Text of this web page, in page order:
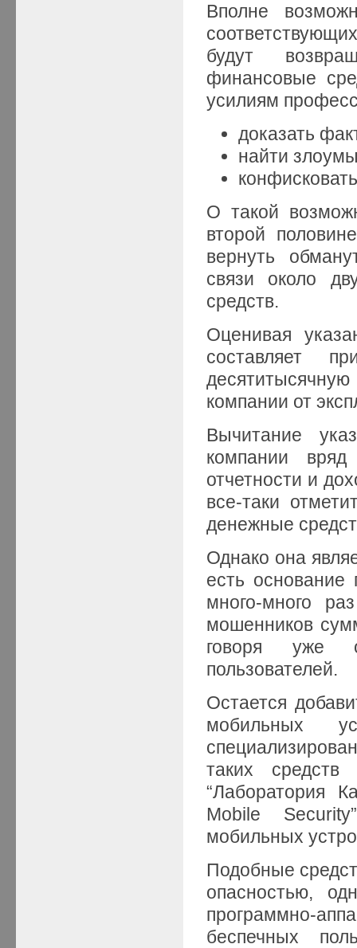
Вполне
будут
финансовые
усилиям
доказать
найти
О такой
второй
вернуть
связи около
средств.
Оценивая
составляет
компании от
Вычитание
компании
отчетности и
все-таки
денежные
Однако она
есть основание
много-много
мошенников
говоря уже
пользователей.
Остается
мобильных
таких средств
“Лаборатория
Mobile
мобильных
Подобные
опасностью,
программно-
беспечных